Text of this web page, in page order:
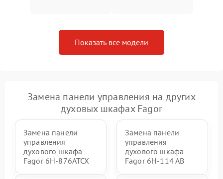
Показать все модели
Замена панели управления на других
духовых шкафах Fagor
Замена панели
управления
духового шкафа
Fagor 6H-876ATCX
Замена панели
управления
духового шкафа
Fagor 6H-114 AB